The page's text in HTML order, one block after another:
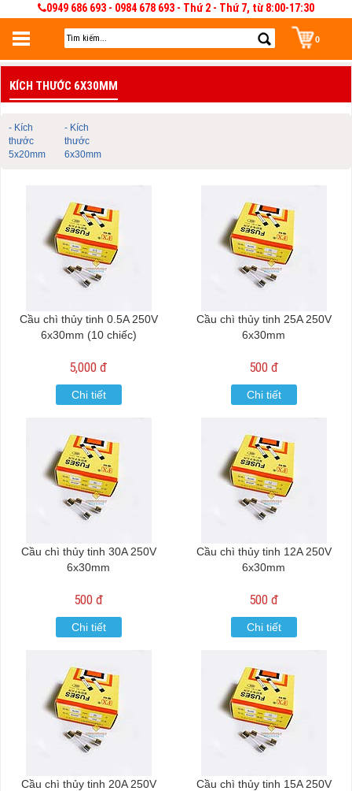
0949 686 693 - 0984 678 693 - Thứ 2 - Thứ 7, từ 8:00-17:30
0
Đăng nhập
Đăng nhập để lưu giỏ hàng 30 ngày. Có thể sửa và quản lý giỏ hàng và đơn
hàng
KÍCH THƯỚC 6X30MM
- Kích
thước
5x20mm
- Kích
thước
6x30mm
Cầu chì thủy tinh 0.5A 250V
6x30mm (10 chiếc)
5,000 đ
Chi tiết
Cầu chì thủy tinh 25A 250V
6x30mm
500 đ
Chi tiết
Cầu chì thủy tinh 30A 250V
6x30mm
500 đ
Chi tiết
Cầu chì thủy tinh 12A 250V
6x30mm
500 đ
Chi tiết
Cầu chì thủy tinh 20A 250V
Cầu chì thủy tinh 15A 250V